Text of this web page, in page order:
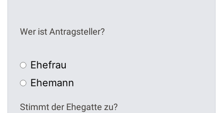
Wer ist Antragsteller?
Ehefrau
Ehemann
Stimmt der Ehegatte zu?